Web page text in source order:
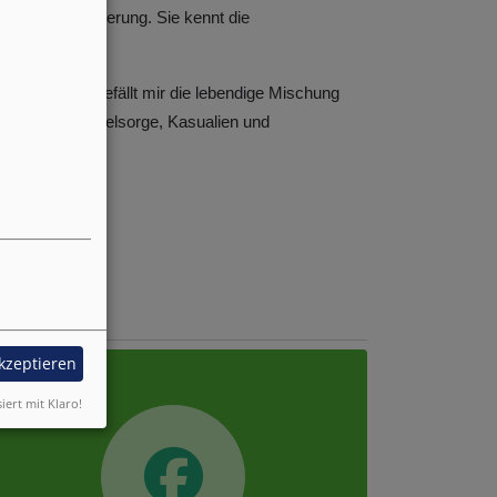
Bereicherung. Sie kennt die
gefällt mir die lebendige Mischung
– in Seelsorge, Kasualien und
mit Klaro!